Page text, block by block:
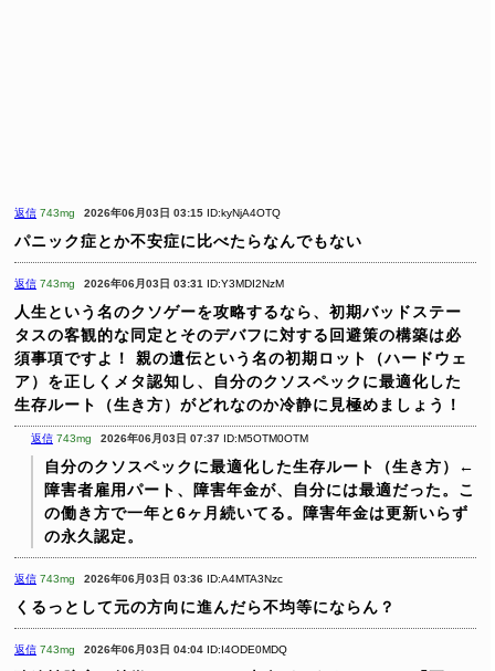
返信 743mg 2026年06月03日 03:15 ID:kyNjA4OTQ
パニック症とか不安症に比べたらなんでもない
返信 743mg 2026年06月03日 03:31 ID:Y3MDI2NzM
人生という名のクソゲーを攻略するなら、初期バッドステー
タスの客観的な同定とそのデバフに対する回避策の構築は必
須事項ですよ！
親の遺伝という名の初期ロット（ハードウェ
ア）を正しくメタ認知し、自分のクソスペックに最適化した
生存ルート（生き方）がどれなのか冷静に見極めましょう！
返信 743mg 2026年06月03日 07:37 ID:M5OTM0OTM
自分のクソスペックに最適化した生存ルート（生き方）←
障害者雇用パート、障害年金が、自分には最適だった。こ
の働き方で一年と6ヶ月続いてる。障害年金は更新いらず
の永久認定。
返信 743mg 2026年06月03日 03:36 ID:A4MTA3Nzc
くるっとして元の方向に進んだら不均等にならん？
返信 743mg 2026年06月03日 04:04 ID:I4ODE0MDQ